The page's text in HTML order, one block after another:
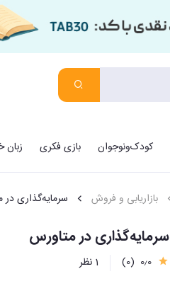
کودک‌ونوجوان بازی فکری زبان
بازاریابی و فروش سرمایه‌گذاری
سرمایه‌گذاری در متاورس
0٫0 (0) 1 نظر